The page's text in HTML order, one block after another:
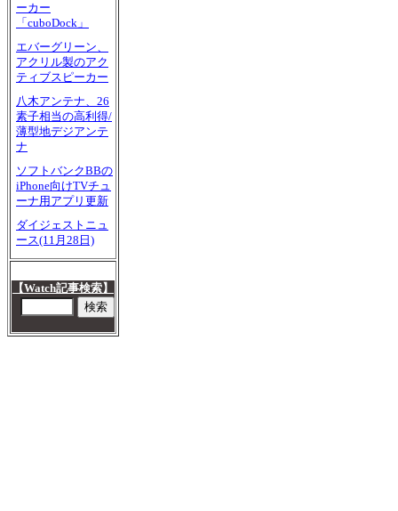
ーカー
「cuboDock」
エバーグリーン、
アクリル製のアク
ティブスピーカー
八木アンテナ、26
素子相当の高利得/
薄型地デジアンテ
ナ
ソフトバンクBBの
iPhone向けTVチュ
ーナ用アプリ更新
ダイジェストニュ
ース(11月28日)
【Watch記事検索】